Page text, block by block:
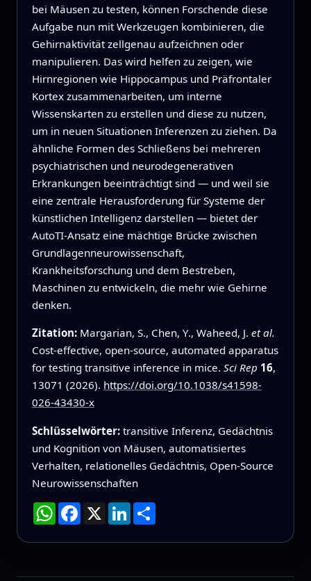
bei Mäusen zu testen, können Forschende diese
Aufgabe nun mit Werkzeugen kombinieren, die
Gehirnaktivität zellgenau aufzeichnen oder
manipulieren. Das wird helfen zu zeigen, wie
Hirnregionen wie Hippocampus und Präfrontaler
Kortex zusammenarbeiten, um interne
Wissenskarten zu erstellen und diese zu nutzen,
um in neuen Situationen Inferenzen zu ziehen. Da
ähnliche Formen des Schließens bei mehreren
psychiatrischen und neurodegenerativen
Erkrankungen beeinträchtigt sind — und weil sie
eine zentrale Herausforderung für Systeme der
künstlichen Intelligenz darstellen — bietet der
AutoTI‑Ansatz eine mächtige Brücke zwischen
Grundlagenneurowissenschaft,
Krankheitsforschung und dem Bestreben,
Maschinen zu entwickeln, die mehr wie Gehirne
denken.
Zitation: Margarian, S., Chen, Y., Waheed, J. et al.
Cost-effective, open-source, automated apparatus
for testing transitive inference in mice. Sci Rep 16,
13071 (2026). https://doi.org/10.1038/s41598-
026-43430-x
Schlüsselwörter: transitive Inferenz, Gedächtnis
und Kognition von Mäusen, automatisiertes
Verhalten, relationelles Gedächtnis, Open‑Source
Neurowissenschaften
WhatsApp
Facebook
X LinkedInTeilen